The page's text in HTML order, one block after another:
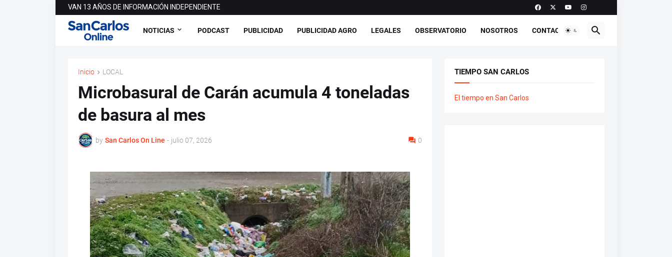
VAN 13 AÑOS DE INFORMACIÓN INDEPENDIENTE
NOTICIAS PODCAST PUBLICIDAD PUBLICIDAD AGRO LEGALES OBSERVATORIO NOSOTROS CONTACTO
Inicio LOCAL
Microbasural de Carán acumula 4 toneladas
de basura al mes
by San Carlos On Line - julio 07, 2026 0
TIEMPO SAN CARLOS
El tiempo en San Carlos